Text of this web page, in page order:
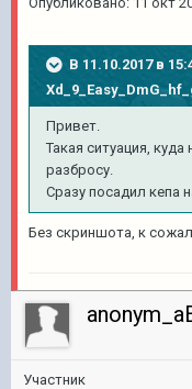
В 11.10.2017 в
Привет.
Такая ситуация,
разбросу.
Сразу посадил кепа
Без скриншота, к
Участник